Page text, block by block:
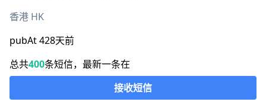
香港 HK
pubAt 428天前
总共400条短信，最新一条在
接收短信